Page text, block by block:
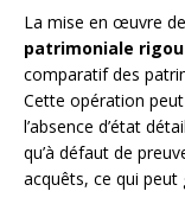
La mise en œuvre
patrimoniale
comparatif des
Cette opération
l’absence d’état
qu’à défaut de
acquêts, ce qui peut